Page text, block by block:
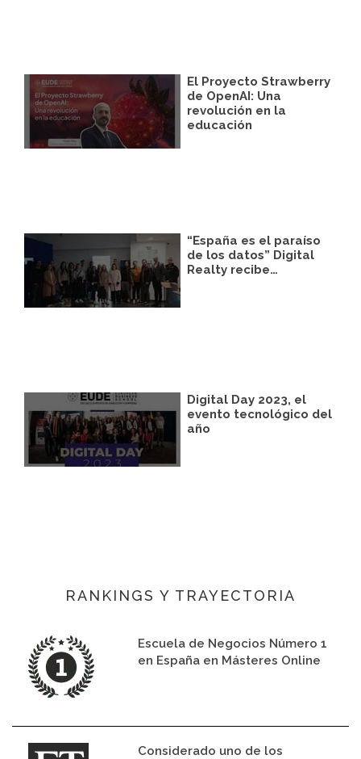
El Proyecto Strawberry
de OpenAI: Una
revolución en la
educación
“España es el paraíso
de los datos” Digital
Realty recibe…
Digital Day 2023, el
evento tecnológico del
año
RANKINGS Y TRAYECTORIA
Escuela de Negocios Número 1
en España en Másteres Online
Considerado uno de los